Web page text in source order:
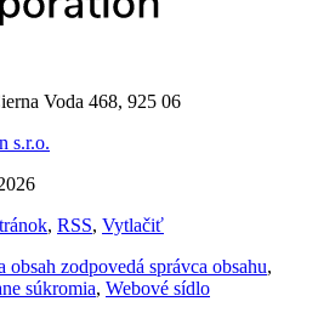
Voda 468, 925 06
s.r.o.
, RSS, Vytlačiť
obsah zodpovedá správca obsahu,
súkromia, Webové sídlo